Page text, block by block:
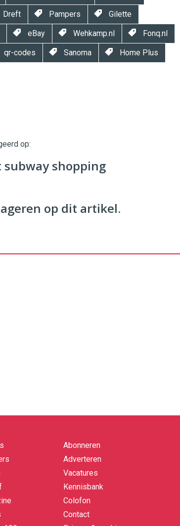
Dreft Pampers Gilette
eBay Wehkamp.nl Fonq.nl
qr-codes Sanoma Home Plus
op:
subway shopping
op dit artikel.
Abonneren
Adverteren
Vacatures
Kennisbank
Colofon
Contact